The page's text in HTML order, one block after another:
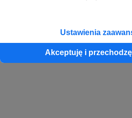
Ustawienia
Akceptuję i
konta przez osobę niepełnoletnią” dostępny